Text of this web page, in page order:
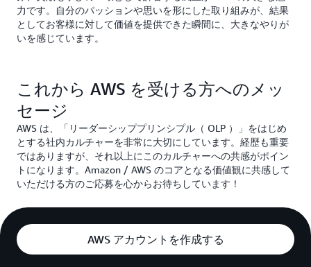
力です。自分のパッションや思いを形にした取り組みが、結果
としてお客様に対して価値を提供できた瞬間に、大きなやりが
いを感じています。
これから AWS を受ける方へのメッ
セージ
AWS は、「リーダーシッププリンシプル（ OLP ）」をはじめ
とする社内カルチャーを非常に大切にしています。経歴も重要
ではありますが、それ以上にこのカルチャーへの共感がポイン
トになります。Amazon / AWS のコアとなる価値観に共感して
いただける方のご応募を心からお待ちしています！
AWS アカウントを作成する